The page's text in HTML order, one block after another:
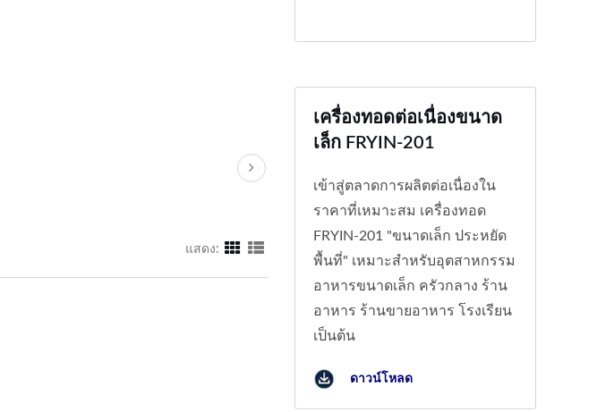
แสดง:
เครื่องทอดต่อเนื่องขนาด
เล็ก FRYIN-201
เข้าสู่ตลาดการผลิตต่อเนื่องใน
ราคาที่เหมาะสม เครื่องทอด
FRYIN-201 "ขนาดเล็ก ประหยัด
พื้นที่" เหมาะสำหรับอุตสาหกรรม
อาหารขนาดเล็ก ครัวกลาง ร้าน
อาหาร ร้านขายอาหาร โรงเรียน
เป็นต้น
ดาวน์โหลด